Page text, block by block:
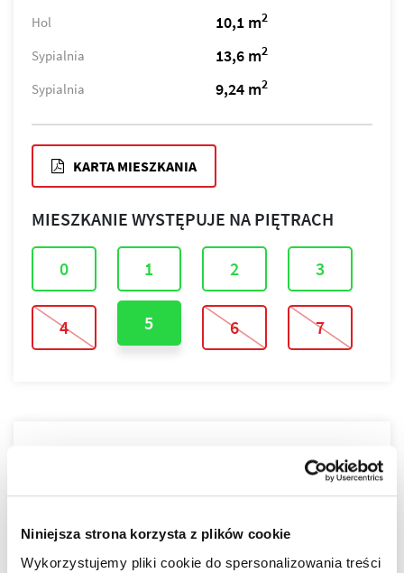
Niniejsza strona korzysta z plików cookie
Wykorzystujemy pliki cookie do spersonalizowania treści
Hol 10,1 m2
Sypialnia 13,6 m2
Sypialnia 9,24 m2
KARTA MIESZKANIA
MIESZKANIE WYSTĘPUJE NA PIĘTRACH
0 1 2 3
4 5 6 7